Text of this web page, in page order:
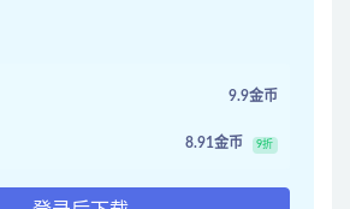
9.9金币
8.91金币 9折